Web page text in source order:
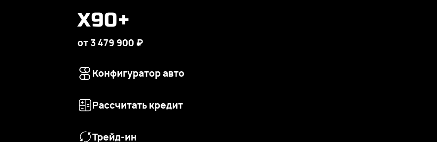
X90+
от 3 479 900 ₽
Конфигуратор авто
Рассчитать кредит
Трейд-ин